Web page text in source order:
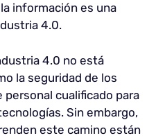
información es una
4.0.
4.0 no está
la seguridad de los
cualificado para
Sin embargo,
este camino están